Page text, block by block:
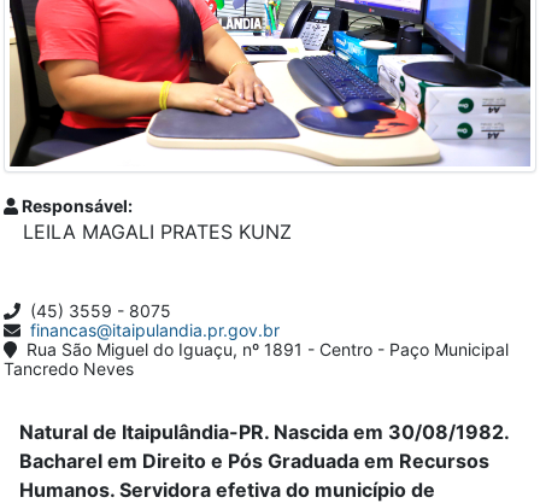
Responsável:
LEILA MAGALI PRATES KUNZ
(45) 3559 - 8075
financas@itaipulandia.pr.gov.br
Rua São Miguel do Iguaçu, nº 1891 - Centro - Paço Municipal
Tancredo Neves
Natural de Itaipulândia-PR. Nascida em 30/08/1982.
Bacharel em Direito e Pós Graduada em Recursos
Humanos. Servidora efetiva do município de